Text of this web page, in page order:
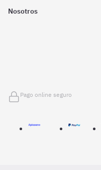
Nosotros
Pago online seguro